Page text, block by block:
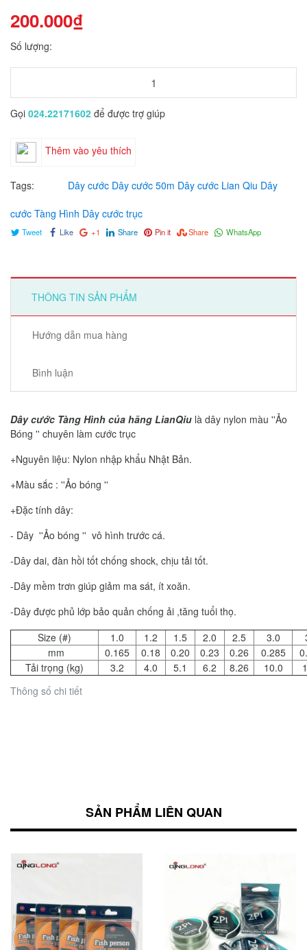
200.000₫
Số lượng:
Gọi 024.22171602 để được trợ giúp
Thêm vào yêu thích
Tags: Dây cước Dây cước 50m Dây cước Lian Qiu Dây
cước Tàng Hình Dây cước trục
Tweet Like +1 Share Pin it Share WhatsApp
THÔNG TIN SẢN PHẨM
Hướng dẫn mua hàng
Bình luận
Dây cước Tàng Hình của hãng LianQiu là dây nylon màu ''Ảo
Bóng '' chuyên làm cước trục
+Nguyên liệu: Nylon nhập khẩu Nhật Bản.
+Màu sắc : ''Ảo bóng ''
+Đặc tính dây:
- Dây ''Ảo bóng '' vô hình trước cá.
-Dây dai, đàn hồi tốt chống shock, chịu tải tốt.
-Dây mềm trơn giúp giảm ma sát, ít xoăn.
-Dây được phủ lớp bảo quản chống ải ,tăng tuổi thọ.
Thông số chi tiết
Size (#) 1.0 1.2 1.5 2.0 2.5 3.0
mm
0.165 0.18 0.20 0.23 0.26 0.285
Tải trọng (kg)
3.2 4.0 5.1 6.2 8.26 10.0
SẢN PHẨM LIÊN QUAN